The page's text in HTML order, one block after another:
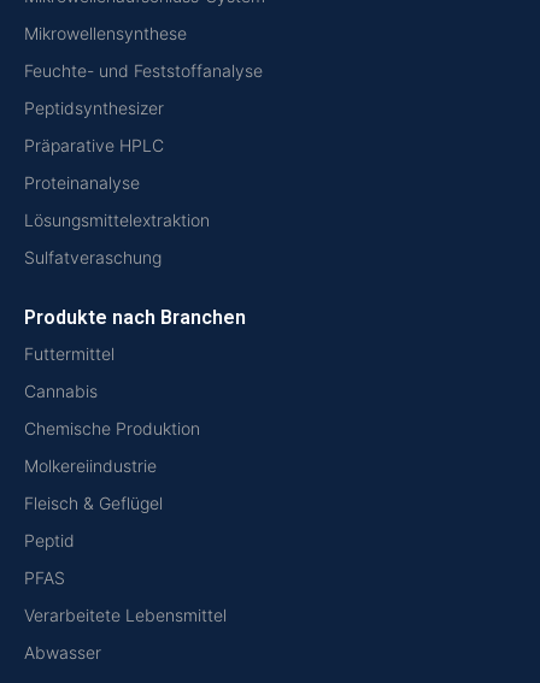
Mikrowellensynthese
Feuchte- und Feststoffanalyse
Peptidsynthesizer
Präparative HPLC
Proteinanalyse
Lösungsmittelextraktion
Sulfatveraschung
Produkte nach Branchen
Futtermittel
Cannabis
Chemische Produktion
Molkereiindustrie
Fleisch & Geflügel
Peptid
PFAS
Verarbeitete Lebensmittel
Abwasser